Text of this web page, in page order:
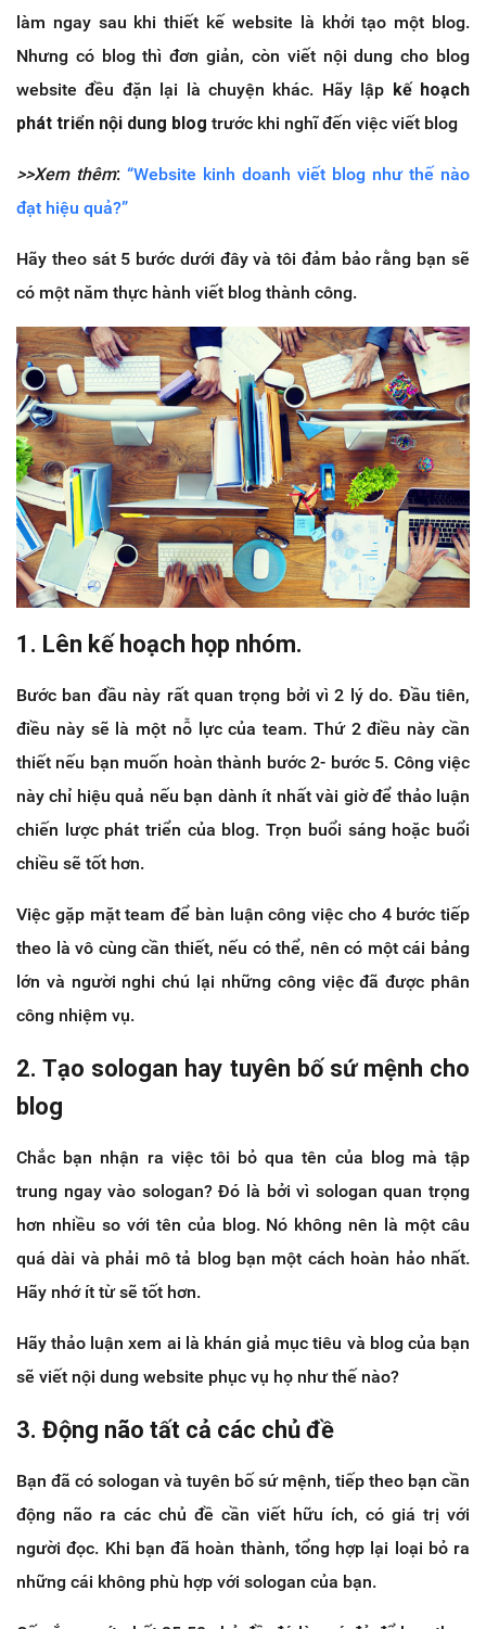
làm ngay sau khi thiết kế website là khởi tạo một blog.
Nhưng có blog thì đơn giản, còn viết nội dung cho blog
website đều đặn lại là chuyện khác. Hãy lập kế hoạch
phát triển nội dung blog trước khi nghĩ đến việc viết blog
>>Xem thêm: “Website kinh doanh viết blog như thế nào
đạt hiệu quả?”
Hãy theo sát 5 bước dưới đây và tôi đảm bảo rằng bạn sẽ
có một năm thực hành viết blog thành công.
1. Lên kế hoạch họp nhóm.
Bước ban đầu này rất quan trọng bởi vì 2 lý do. Đầu tiên,
điều này sẽ là một nỗ lực của team. Thứ 2 điều này cần
thiết nếu bạn muốn hoàn thành bước 2- bước 5. Công việc
này chỉ hiệu quả nếu bạn dành ít nhất vài giờ để thảo luận
chiến lược phát triển của blog. Trọn buổi sáng hoặc buổi
chiều sẽ tốt hơn.
Việc gặp mặt team để bàn luận công việc cho 4 bước tiếp
theo là vô cùng cần thiết, nếu có thể, nên có một cái bảng
lớn và người nghi chú lại những công việc đã được phân
công nhiệm vụ.
2. Tạo sologan hay tuyên bố sứ mệnh cho
blog
Chắc bạn nhận ra việc tôi bỏ qua tên của blog mà tập
trung ngay vào sologan? Đó là bởi vì sologan quan trọng
hơn nhiều so với tên của blog. Nó không nên là một câu
quá dài và phải mô tả blog bạn một cách hoàn hảo nhất.
Hãy nhớ ít từ sẽ tốt hơn.
Hãy thảo luận xem ai là khán giả mục tiêu và blog của bạn
sẽ viết nội dung website phục vụ họ như thế nào?
3. Động não tất cả các chủ đề
Bạn đã có sologan và tuyên bố sứ mệnh, tiếp theo bạn cần
động não ra các chủ đề cần viết hữu ích, có giá trị với
người đọc. Khi bạn đã hoàn thành, tổng hợp lại loại bỏ ra
những cái không phù hợp với sologan của bạn.